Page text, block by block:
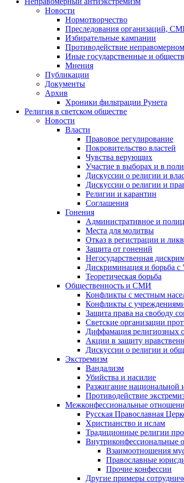
Новости
Нормотворчество
Преследования организаций,
Избирательные кампании
Противодействие
Иные государственные и
Мнения
Публикации
Документы
Архив
Хроники фильтрации Рунета
Религия в светском обществе
Новости
Власти
Правовое регулирование
Покровительство властей
Чувства верующих
Участие в выборах и в
Дискуссии о религии и
Дискуссии о религии и
Религии и карантин
Соглашения
Гонения
Административное и
Места для молитвы
Отказ в регистрации и
Защита от гонений
Негосударственная
Дискриминация и борьба с
Теоретическая борьба
Общественность и СМИ
Конфликты с местным
Конфликты с
Защита права на свободу
Светские организации
Диффамация религиозных
Акции в защиту
Дискуссии о религии и
Экстремизм
Вандализм
Убийства и насилие
Разжигание
Противодействие
Межконфессиональные
Русская Православная
Христианство и ислам
Традиционные религии
Внутриконфессиональные
Взаимоотношения
Православные
Прочие конфессии
Другие примеры